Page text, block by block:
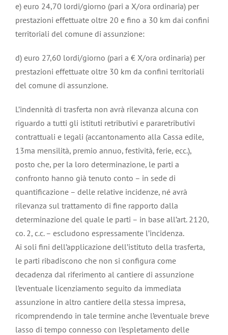
e) euro 24,70 lordi/giorno (pari a X/ora ordinaria) per
prestazioni effettuate oltre 20 e fino a 30 km dai confini
territoriali del comune di assunzione:
d) euro 27,60 lordi/giorno (pari a € X/ora ordinaria) per
prestazioni effettuate oltre 30 km da confini territoriali
del comune di assunzione.
L’indennità di trasferta non avrà rilevanza alcuna con
riguardo a tutti gli istituti retributivi e pararetributivi
contrattuali e legali (accantonamento alla Cassa edile,
13ma mensilità, premio annuo, festività, ferie, ecc.),
posto che, per la loro determinazione, le parti a
confronto hanno già tenuto conto – in sede di
quantificazione – delle relative incidenze, né avrà
rilevanza sul trattamento di fine rapporto dalla
determinazione del quale le parti – in base all’art. 2120,
co. 2, c.c. – escludono espressamente l’incidenza.
Ai soli fini dell’applicazione dell’istituto della trasferta,
le parti ribadiscono che non si configura come
decadenza dal riferimento al cantiere di assunzione
l’eventuale licenziamento seguito da immediata
assunzione in altro cantiere della stessa impresa,
ricomprendendo in tale termine anche l’eventuale breve
lasso di tempo connesso con l’espletamento delle